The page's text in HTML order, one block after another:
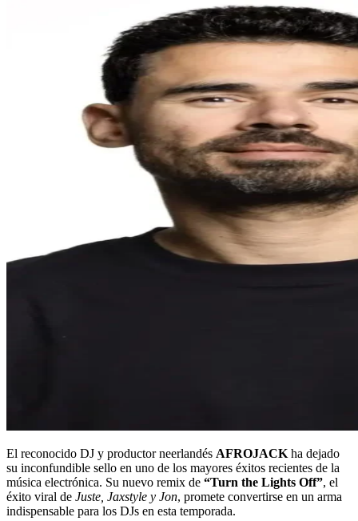
El reconocido DJ y productor neerlandés AFROJACK ha dejado
su inconfundible sello en uno de los mayores éxitos recientes de la
música electrónica. Su nuevo remix de “Turn the Lights Off”, el
éxito viral de Juste, Jaxstyle y Jon, promete convertirse en un arma
indispensable para los DJs en esta temporada.